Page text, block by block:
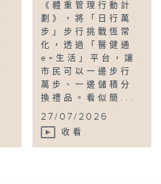
《體重管理行動計
劃》，將「日行萬
步」步行挑戰恆常
化，透過「醫健通
e+生活」平台，讓
市民可以一邊步行
萬步、一邊儲積分
換禮品。看似簡...
27/07/2026
收看